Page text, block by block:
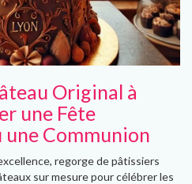
Original à
une Fête
une Communion
regorge de pâtissiers
sur mesure pour célébrer les